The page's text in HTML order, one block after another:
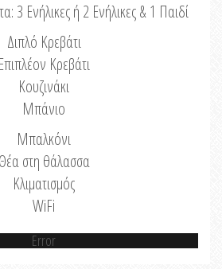
3 Ενήλικες ή 2 Ενήλικες & 1 Παιδί
Διπλό Κρεβάτι
Επιπλέον Κρεβάτι
Κουζινάκι
Μπάνιο
Μπαλκόνι
Θέα στη θάλασσα
Κλιματισμός
WiFi
Error